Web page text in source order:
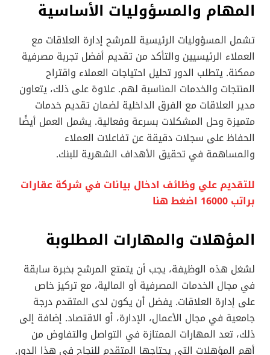
المهام والمسؤوليات الأساسية
تشمل المسؤوليات الرئيسية للمرشح إدارة العلاقات مع
العملاء الرئيسيين والتأكد من تقديم أفضل تجربة مصرفية
ممكنة. يتطلب الدور تحليل احتياجات العملاء واقتراح
المنتجات والخدمات المناسبة لهم. علاوة على ذلك، يتعاون
مدير العلاقات مع الفرق الداخلية لضمان تقديم خدمات
متميزة وحل المشكلات بسرعة وفعالية. يشمل العمل أيضًا
الحفاظ على سجلات دقيقة عن تفاعلات العملاء
والمساهمة في تحقيق الأهداف الشهرية للبنك.
للتقديم علي وظائف ادخال بيانات في شركة عقارات
براتب 16000 اضغط هنا
المؤهلات والمهارات المطلوبة
لشغل هذه الوظيفة، يجب أن يتمتع المرشح بخبرة سابقة
في مجال الخدمات المصرفية أو المالية، مع تركيز خاص
على إدارة العلاقات. يفضل أن يكون لدى المتقدم درجة
جامعية في مجال الأعمال، الإدارة، أو الاقتصاد. إضافة إلى
ذلك، تعد المهارات الممتازة في التواصل والتفاوض من
أهم المؤهلات التي يحتاجها المتقدم للنجاح في هذا الدور.